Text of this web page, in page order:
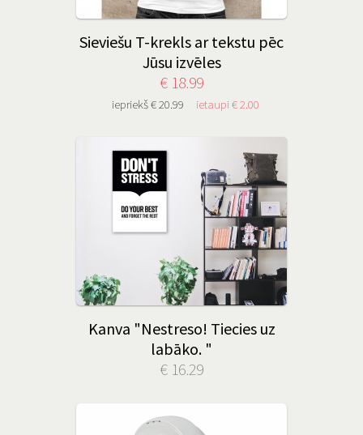
Sieviešu T-krekls ar tekstu pēc
Jūsu izvēles
€ 18.99
iepriekš € 20.99 ietaupi € 2.00
Kanva "Nestreso! Tiecies uz
labāko. "
€ 16.29